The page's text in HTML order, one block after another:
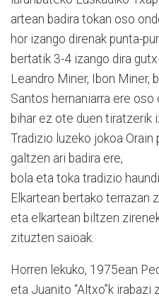
artean badira tokan oso
hor izango direnak punta-
bertatik 3-4 izango dira
Leandro Miner, Ibon Miner,
Santos hernaniarra ere oso
bihar ez ote duen tiratzerik
Tradizio luzeko jokoa Orain
galtzen ari badira ere,
bola eta toka tradizio
Elkartean bertako terrazan
eta elkartean biltzen
zituzten saioak.
Horren lekuko, 1975ean
eta Juanito “Altxo”k irabazi